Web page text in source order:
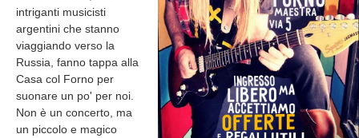
intriganti musicisti
argentini che stanno
viaggiando verso la
Russia, fanno tappa alla
Casa col Forno per
suonare un po' per noi.
Non è un concerto, ma
un piccolo e magico